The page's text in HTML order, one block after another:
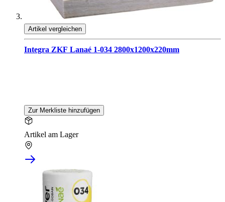
Artikel vergleichen
Integra ZKF Lanaé 1-034 2800x1200x220mm
Zur Merkliste hinzufügen
Artikel am Lager